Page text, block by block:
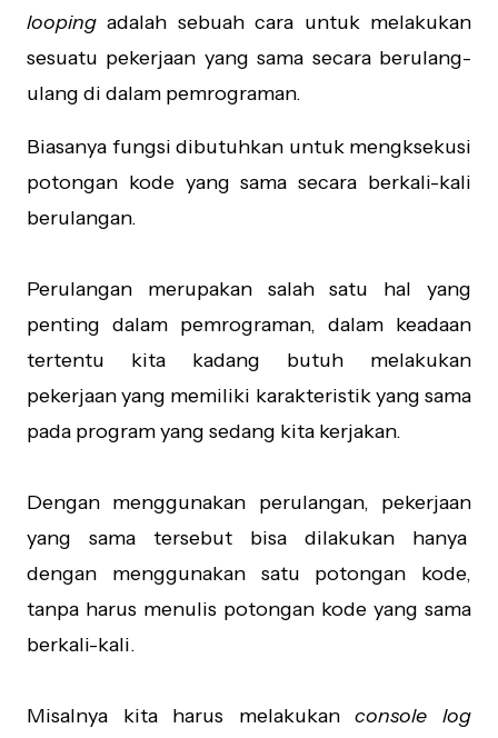
looping adalah sebuah cara untuk melakukan
sesuatu pekerjaan yang sama secara berulang-
ulang di dalam pemrograman.
Biasanya fungsi dibutuhkan untuk mengksekusi
potongan kode yang sama secara berkali-kali
berulangan.
Perulangan merupakan salah satu hal yang
penting dalam pemrograman, dalam keadaan
tertentu kita kadang butuh melakukan
pekerjaan yang memiliki karakteristik yang sama
pada program yang sedang kita kerjakan.
Dengan menggunakan perulangan, pekerjaan
yang sama tersebut bisa dilakukan hanya
dengan menggunakan satu potongan kode,
tanpa harus menulis potongan kode yang sama
berkali-kali.
Misalnya kita harus melakukanconsole log